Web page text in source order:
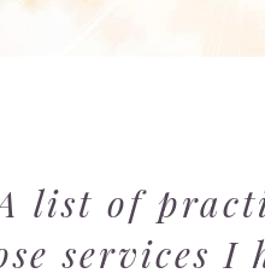
list of
services I